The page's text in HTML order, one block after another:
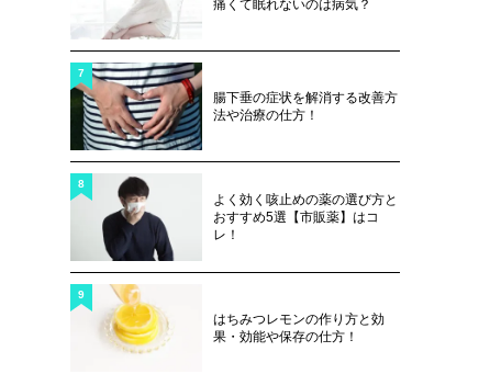
痛くて眠れないのは病気？
腸下垂の症状を解消する改善方
法や治療の仕方！
7
よく効く咳止めの薬の選び方と
おすすめ5選【市販薬】はコ
レ！
8
はちみつレモンの作り方と効
果・効能や保存の仕方！
9